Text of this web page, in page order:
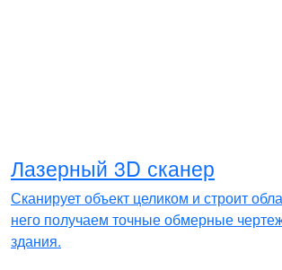
Лазерный 3D сканер
Сканирует объект целиком и строит
него получаем точные обмерные
здания.